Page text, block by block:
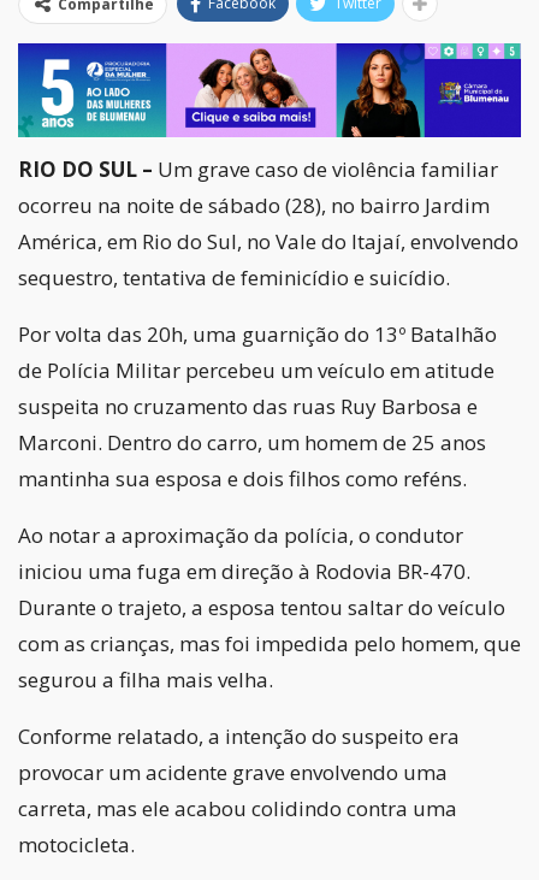
RIO DO SUL – Um grave caso de violência familiar
ocorreu na noite de sábado (28), no bairro Jardim
América, em Rio do Sul, no Vale do Itajaí, envolvendo
sequestro, tentativa de feminicídio e suicídio.
Por volta das 20h, uma guarnição do 13º Batalhão
de Polícia Militar percebeu um veículo em atitude
suspeita no cruzamento das ruas Ruy Barbosa e
Marconi. Dentro do carro, um homem de 25 anos
mantinha sua esposa e dois filhos como reféns.
Ao notar a aproximação da polícia, o condutor
iniciou uma fuga em direção à Rodovia BR-470.
Durante o trajeto, a esposa tentou saltar do veículo
com as crianças, mas foi impedida pelo homem, que
segurou a filha mais velha.
Conforme relatado, a intenção do suspeito era
provocar um acidente grave envolvendo uma
carreta, mas ele acabou colidindo contra uma
motocicleta.